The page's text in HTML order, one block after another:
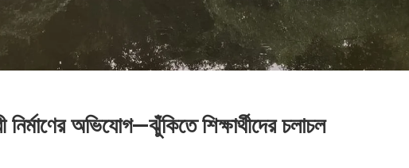
অভিযোগ—ঝুঁকিতে শিক্ষার্থীদের চলাচল